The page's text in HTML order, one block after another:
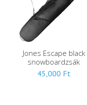
Jones Escape black
snowboardzsák
45,000 Ft